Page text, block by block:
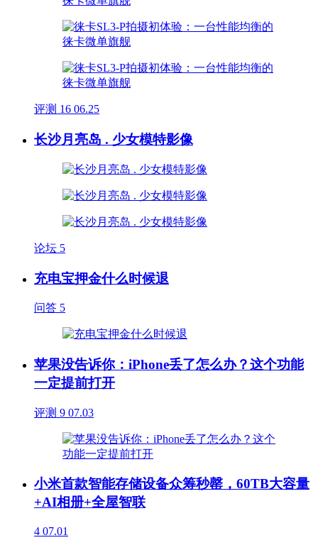
评测 16 06.25
长沙月亮岛 . 少女模特影像
论坛 5
充电宝押金什么时候退
问答 5
苹果没告诉你：iPhone丢了怎么办？这个功能
一定提前打开
评测 9 07.03
小米首款智能存储设备众筹秒罄，60TB大容量
+AI相册+全屋智联
4 07.01